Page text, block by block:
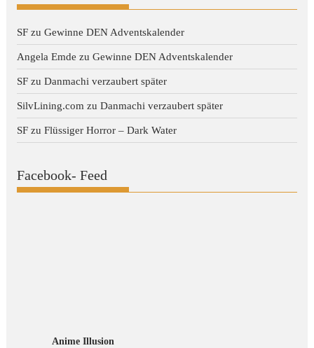
SF zuGewinne DEN Adventskalender
Angela Emde zuGewinne DEN Adventskalender
SF zuDanmachi verzaubert später
SilvLining.com zuDanmachi verzaubert später
SF zuFlüssiger Horror – Dark Water
Facebook- Feed
Anime Illusion